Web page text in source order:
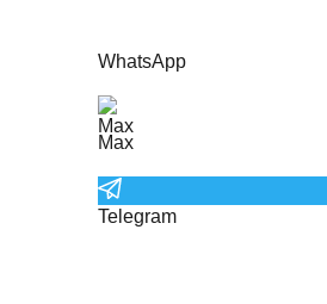
WhatsApp
Max
Telegram